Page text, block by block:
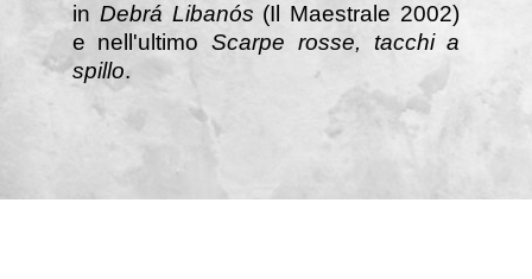
in Debrá Libanós (Il Maestrale 2002)
e nell'ultimoScarpe rosse, tacchi a
spillo.